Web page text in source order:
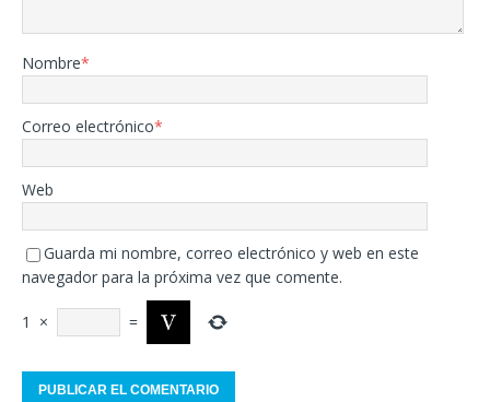
Nombre*
Correo electrónico*
Web
Guarda mi nombre, correo electrónico y web en este
navegador para la próxima vez que comente.
1 × =